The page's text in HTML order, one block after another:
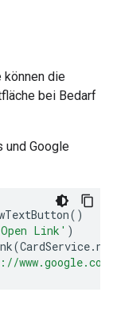
können die
bei Bedarf
und Google
()
Link' )
(CardService.